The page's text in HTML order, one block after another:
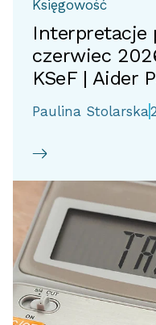
Księgowość
Interpretacje
czerwiec
KSeF | Aider
Paulina Stolarska